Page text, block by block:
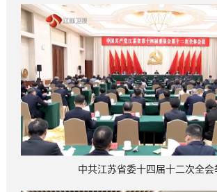
中共江苏省委十四届十二次全会